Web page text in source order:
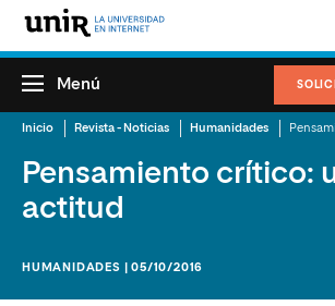
Menú
Inicio Revista - Noticias Humanidades
Pensamiento crítico:
actitud
HUMANIDADES | 05/10/2016